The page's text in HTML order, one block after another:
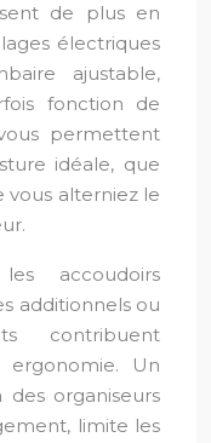
de plus en
électriques
ajustable,
fonction de
permettent
idéale, que
vous alterniez le
accoudoirs
additionnels ou
contribuent
Un
organiseurs
limite les